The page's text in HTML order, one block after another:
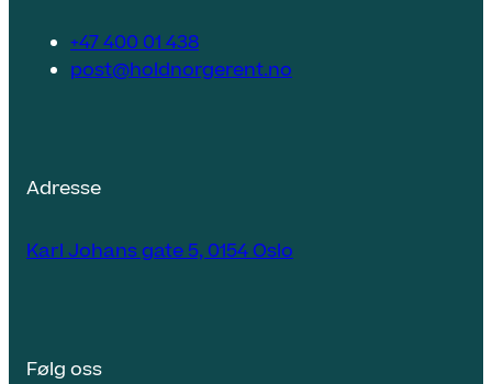
+47 400 01 438
post@holdnorgerent.no
Adresse
Karl Johans gate 5, 0154 Oslo
Følg oss